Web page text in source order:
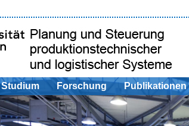
Studium Forschung Publikationen